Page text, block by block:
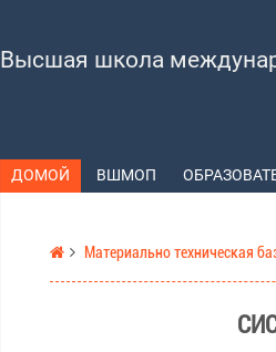
Высшая школа
ДОМОЙ ВШМОП
Материально техническая